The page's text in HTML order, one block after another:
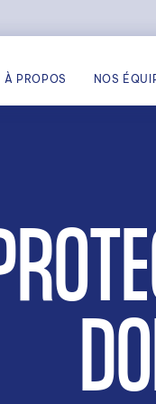
À PROPOS NOS